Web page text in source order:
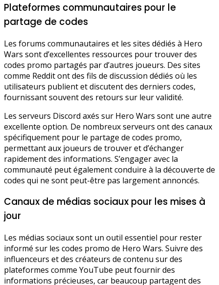
Plateformes communautaires pour le
partage de codes
Les forums communautaires et les sites dédiés à Hero
Wars sont d’excellentes ressources pour trouver des
codes promo partagés par d’autres joueurs. Des sites
comme Reddit ont des fils de discussion dédiés où les
utilisateurs publient et discutent des derniers codes,
fournissant souvent des retours sur leur validité.
Les serveurs Discord axés sur Hero Wars sont une autre
excellente option. De nombreux serveurs ont des canaux
spécifiquement pour le partage de codes promo,
permettant aux joueurs de trouver et d’échanger
rapidement des informations. S’engager avec la
communauté peut également conduire à la découverte de
codes qui ne sont peut-être pas largement annoncés.
Canaux de médias sociaux pour les mises à
jour
Les médias sociaux sont un outil essentiel pour rester
informé sur les codes promo de Hero Wars. Suivre des
influenceurs et des créateurs de contenu sur des
plateformes comme YouTube peut fournir des
informations précieuses, car beaucoup partagent des